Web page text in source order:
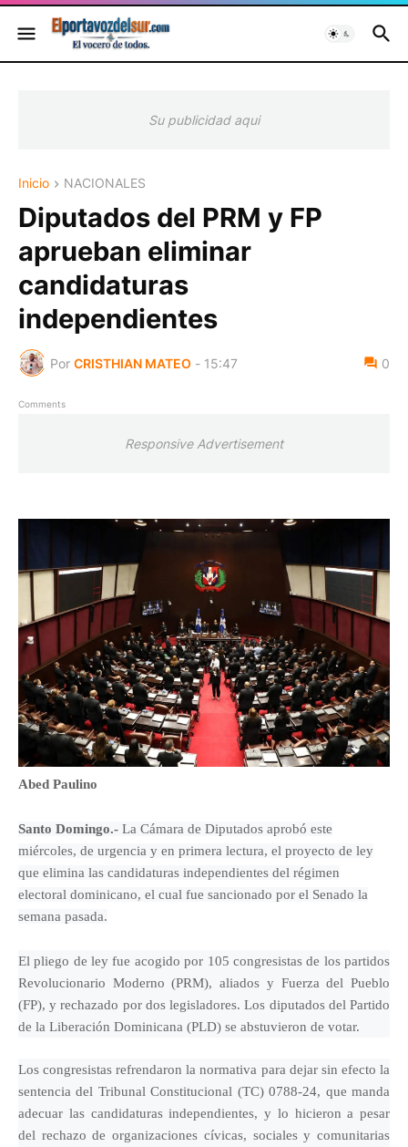
Su publicidad aqui
Inicio NACIONALES
Diputados del PRM y FP
aprueban eliminar
candidaturas
independientes
Por CRISTHIAN MATEO - 15:47 0
Comments
Responsive Advertisement
Abed Paulino
Santo Domingo.- La Cámara de Diputados aprobó este
miércoles, de urgencia y en primera lectura, el proyecto de ley
que elimina las candidaturas independientes del régimen
electoral dominicano, el cual fue sancionado por el Senado la
semana pasada.
El pliego de ley fue acogido por 105 congresistas de los partidos
Revolucionario Moderno (PRM), aliados y Fuerza del Pueblo
(FP), y rechazado por dos legisladores. Los diputados del Partido
de la Liberación Dominicana (PLD) se abstuvieron de votar.
Los congresistas refrendaron la normativa para dejar sin efecto la
sentencia del Tribunal Constitucional (TC) 0788-24, que manda
adecuar las candidaturas independientes, y lo hicieron a pesar
del rechazo de organizaciones cívicas, sociales y comunitarias